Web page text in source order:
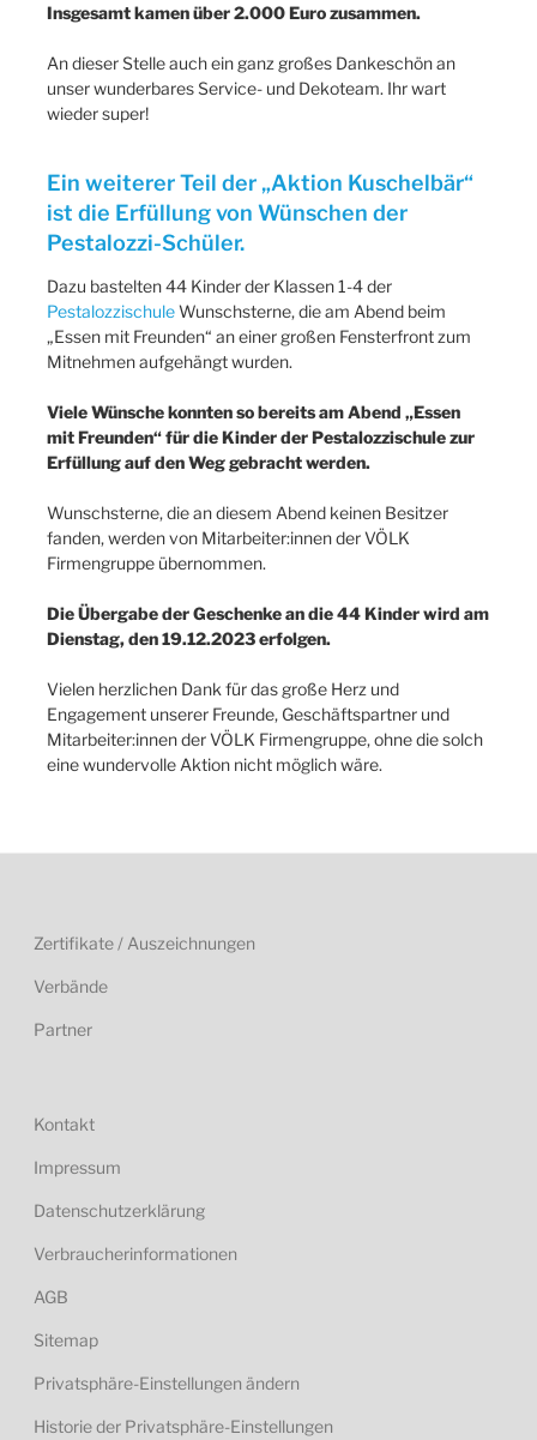
Insgesamt kamen über 2.000 Euro zusammen.
An dieser Stelle auch ein ganz großes Dankeschön an
unser wunderbares Service- und Dekoteam. Ihr wart
wieder super!
Ein weiterer Teil der „Aktion Kuschelbär“
ist die Erfüllung von Wünschen der
Pestalozzi-Schüler.
Dazu bastelten 44 Kinder der Klassen 1-4 der
PestalozzischuleWunschsterne, die am Abend beim
„Essen mit Freunden“ an einer großen Fensterfront zum
Mitnehmen aufgehängt wurden.
Viele Wünsche konnten so bereits am Abend „Essen
mit Freunden“ für die Kinder der Pestalozzischule zur
Erfüllung auf den Weg gebracht werden.
Wunschsterne, die an diesem Abend keinen Besitzer
fanden, werden von Mitarbeiter:innen der VÖLK
Firmengruppe übernommen.
Die Übergabe der Geschenke an die 44 Kinder wird am
Dienstag, den 19.12.2023 erfolgen.
Vielen herzlichen Dank für das große Herz und
Engagement unserer Freunde, Geschäftspartner und
Mitarbeiter:innen der VÖLK Firmengruppe, ohne die solch
eine wundervolle Aktion nicht möglich wäre.
Zertifikate / Auszeichnungen
Verbände
Partner
Kontakt
Impressum
Datenschutzerklärung
Verbraucherinformationen
AGB
Sitemap
Privatsphäre-Einstellungen ändern
Historie der Privatsphäre-Einstellungen